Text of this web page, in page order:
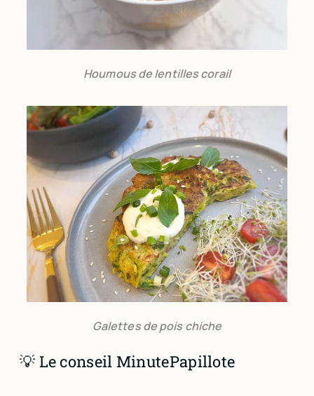
Houmous de lentilles corail
Galettes de pois chiche
💡 Le conseil MinutePapillote